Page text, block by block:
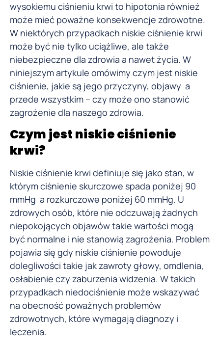
wysokiemu ciśnieniu krwi to hipotonia również
może mieć poważne konsekwencje zdrowotne.
W niektórych przypadkach niskie ciśnienie krwi
może być nie tylko uciążliwe, ale także
niebezpieczne dla zdrowia a nawet życia. W
niniejszym artykule omówimy czym jest niskie
ciśnienie, jakie są jego przyczyny, objawy a
przede wszystkim – czy może ono stanowić
zagrożenie dla naszego zdrowia.
Czym jest niskie ciśnienie
krwi?
Niskie ciśnienie krwi definiuje się jako stan, w
którym ciśnienie skurczowe spada poniżej 90
mmHg a rozkurczowe poniżej 60 mmHg. U
zdrowych osób, które nie odczuwają żadnych
niepokojących objawów takie wartości mogą
być normalne i nie stanowią zagrożenia. Problem
pojawia się gdy niskie ciśnienie powoduje
dolegliwości takie jak zawroty głowy, omdlenia,
osłabienie czy zaburzenia widzenia. W takich
przypadkach niedociśnienie może wskazywać
na obecność poważnych problemów
zdrowotnych, które wymagają diagnozy i
leczenia.